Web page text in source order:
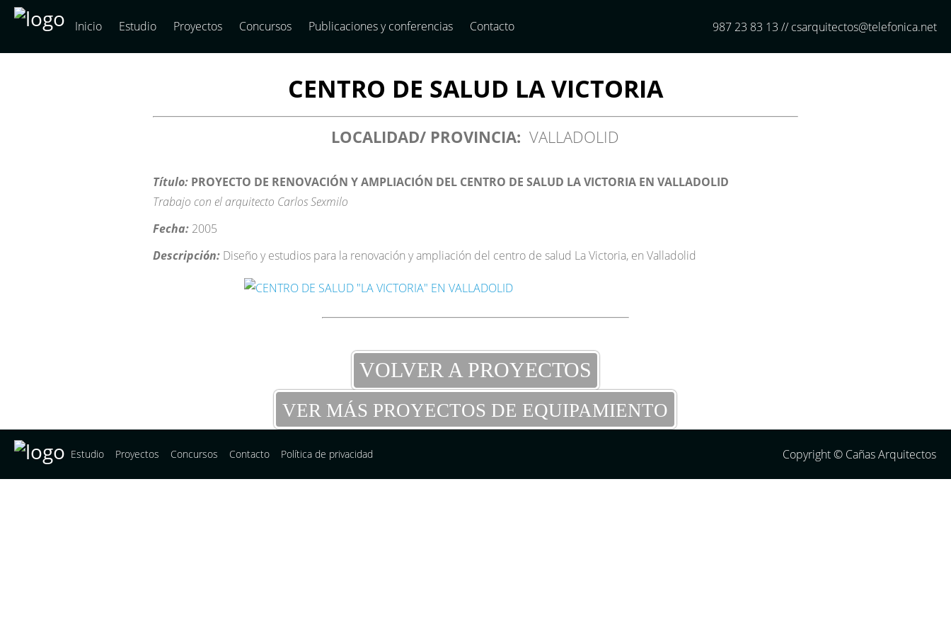
Inicio Estudio Proyectos Concursos Publicaciones y conferencias Contacto 987 23 83 13 // csarquitectos@telefonica.net
CENTRO DE SALUD LA VICTORIA
LOCALIDAD/ PROVINCIA: VALLADOLID
Título:PROYECTO DE RENOVACIÓN Y AMPLIACIÓN DEL CENTRO DE SALUD LA VICTORIA EN VALLADOLID
Trabajo con el arquitecto Carlos Sexmilo
Fecha:2005
Descripción: Diseño y estudios para la renovación y ampliación del centro de salud La Victoria, en Valladolid
VOLVER A PROYECTOS
VER MÁS PROYECTOS DE EQUIPAMIENTO
Estudio Proyectos Concursos Contacto Política de privacidad Copyright © Cañas Arquitectos